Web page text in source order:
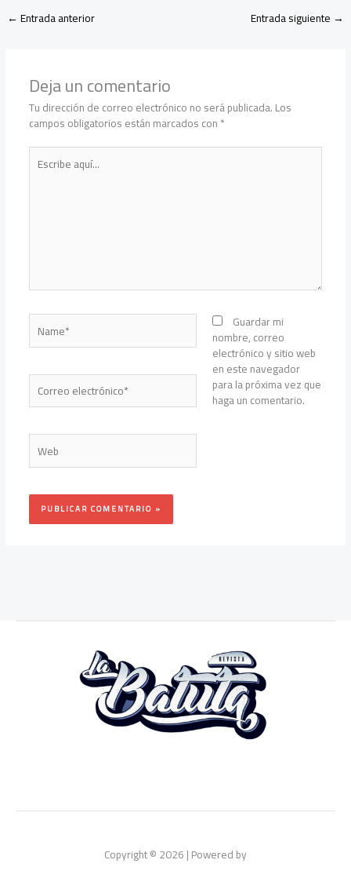
←Entrada anterior Entrada siguiente →
Deja un comentario
Tu dirección de correo electrónico no será publicada.Los
campos obligatorios están marcados con*
Escribe
aquí...
Name*
Correo
electrónico*
Web
Guardar mi
nombre, correo
electrónico y sitio web
en este navegador
para la próxima vez que
haga un comentario.
Copyright © 2026 | Powered by